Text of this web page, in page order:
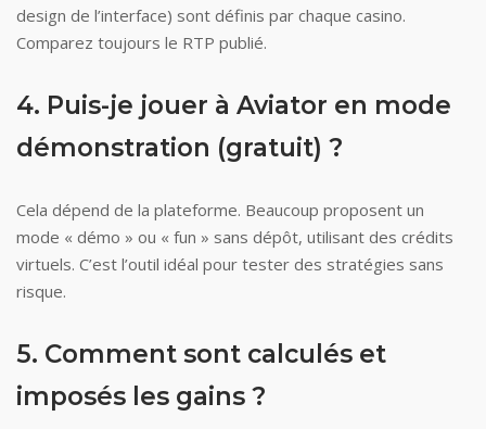
design de l’interface) sont définis par chaque casino.
Comparez toujours le RTP publié.
4. Puis-je jouer à Aviator en mode
démonstration (gratuit) ?
Cela dépend de la plateforme. Beaucoup proposent un
mode « démo » ou « fun » sans dépôt, utilisant des crédits
virtuels. C’est l’outil idéal pour tester des stratégies sans
risque.
5. Comment sont calculés et
imposés les gains ?